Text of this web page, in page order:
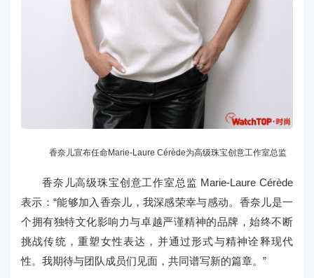
香奈儿宣布任命Marie-Laure Cérède为高级珠宝创意工作室总监
香奈儿高级珠宝创意工作室总监 Marie-Laure Cérède
表示：“能够加入香奈儿，我深感荣幸与感动。香奈儿是一
个拥有独特文化影响力与卓越严谨精神的品牌，始终不断
挑战传统，重塑女性表达，并通过形式与精神诠释现代
性。我期待与团队成员们见面，共同谱写新的篇章。”